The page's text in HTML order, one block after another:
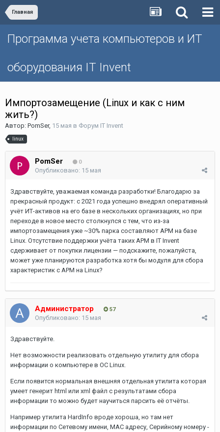
Главная
Программа учета компьютеров и ИТ
оборудования IT Invent
Импортозамещение (Linux и как с ним
жить?)
Автор: PomSer, 15 мая в Форум IT Invent
linux
PomSer 0
Опубликовано: 15 мая
Здравствуйте, уважаемая команда разработки! Благодарю за
прекрасный продукт: с 2021 года успешно внедрял оперативный
учёт ИТ-активов на его базе в нескольких организациях, но при
переходе в новое место столкнулся с тем, что из-за
импортозамещения уже ~30% парка составляют АРМ на базе
Linux. Отсутствие поддержки учёта таких АРМ в IT Invent
сдерживает от покупки лицензии — подскажите, пожалуйста,
может уже планируются разработка хотя бы модуля для сбора
характеристик с АРМ на Linux?
Администратор 57
Опубликовано: 15 мая
Здравствуйте.
Нет возможности реализовать отдельную утилиту для сбора
информации о компьютере в ОС Linux.
Если появится нормальная внешняя отдельная утилита которая
умеет генерит html или xml файл с результатами сбора
информации то можно будет научиться парсить её отчёты.
Например утилита HardInfo вроде хороша, но там нет
информации по Сетевому имени, MAC адресу, Серийному номеру -